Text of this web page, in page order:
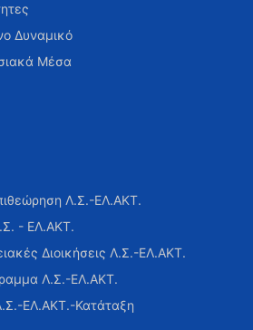
Δυναμικό
Μέσα
Λ.Σ.-ΕΛ.ΑΚΤ.
- ΕΛ.ΑΚΤ.
Διοικήσεις Λ.Σ.-ΕΛ.ΑΚΤ.
Λ.Σ.-ΕΛ.ΑΚΤ.
ΕΛ.ΑΚΤ.-Κατάταξη